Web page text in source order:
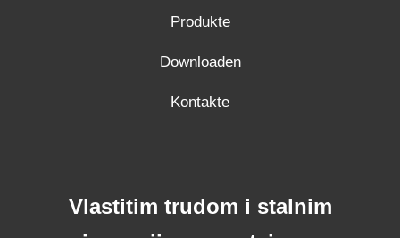
Produkte
Downloaden
Kontakte
Vlastitim trudom i stalnim